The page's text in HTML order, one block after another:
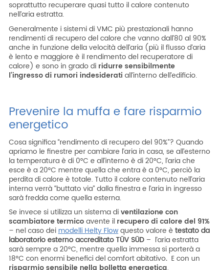
soprattutto recuperare quasi tutto il calore contenuto
nell’aria estratta.
Generalmente i sistemi di VMC più prestazionali hanno
rendimenti di recupero del calore che vanno dall’80 al 90%
anche in funzione della velocità dell’aria (più il flusso d’aria
è lento e maggiore è il rendimento del recuperatore di
calore) e sono in grado di ridurre sensibilmente
l’ingresso di rumori indesideratiall’interno dell’edificio.
Prevenire la muffa e fare risparmio
energetico
Cosa significa “rendimento di recupero del 90%”? Quando
apriamo le finestre per cambiare l’aria in casa, se all’esterno
la temperatura è di 0°C e all’interno è di 20°C, l’aria che
esce è a 20°C mentre quella che entra è a 0°C, perciò la
perdita di calore è totale. Tutto il calore contenuto nell’aria
interna verrà “buttato via” dalla finestra e l’aria in ingresso
sarà fredda come quella esterna.
Se invece si utilizza un sistema diventilazione con
scambiatore termicoavente il recupero di caloredel 91%
– nel caso deimodelli Helty Flowquesto valore è testato da
laboratorio esterno accreditato TÜV SÜD– l’aria estratta
sarà sempre a 20°C, mentre quella immessa si porterà a
18°C con enormi benefici del comfort abitativo. E con un